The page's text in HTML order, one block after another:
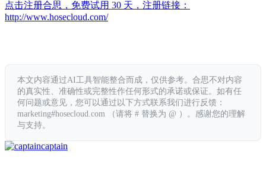
点击注册合思，免费试用 30 天，注册链接：
http://www.hosecloud.com/
本文内容通过AI工具智能整合而成，仅供参考。合思不对内容
的真实性、准确性或完整性作任何形式的承诺或保证。如有任
何问题或意见，您可以通过以下方式联系我们进行反馈：
marketing#hosecloud.com （请将 # 替换为 @ ）。感谢您的理解
与支持。
captain